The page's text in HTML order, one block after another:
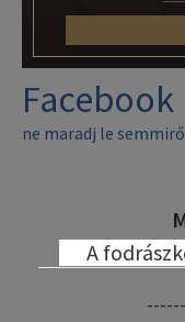
Facebook
ne maradj le
A